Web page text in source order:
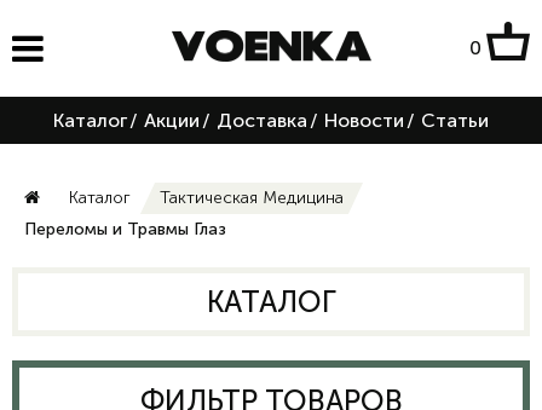
0
Каталог/ Акции / Доставка / Новости / Статьи
Каталог
Тактическая Медицина
Переломы и Травмы Глаз
КАТАЛОГ
ФИЛЬТР ТОВАРОВ